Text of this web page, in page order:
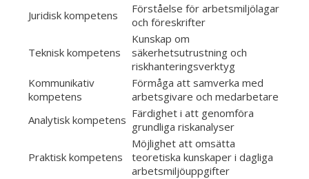
Juridisk kompetens
Förståelse för arbetsmiljölagar
och föreskrifter
Teknisk kompetens
Kunskap om
säkerhetsutrustning och
riskhanteringsverktyg
Kommunikativ
kompetens
Förmåga att samverka med
arbetsgivare och medarbetare
Analytisk kompetens Färdighet i att genomföra
grundliga riskanalyser
Praktisk kompetens
Möjlighet att omsätta
teoretiska kunskaper i dagliga
arbetsmiljöuppgifter